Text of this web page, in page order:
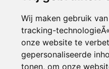
Wij maken gebruik
tracking-
onze website te
gepersonaliseerde
tonen, om onze